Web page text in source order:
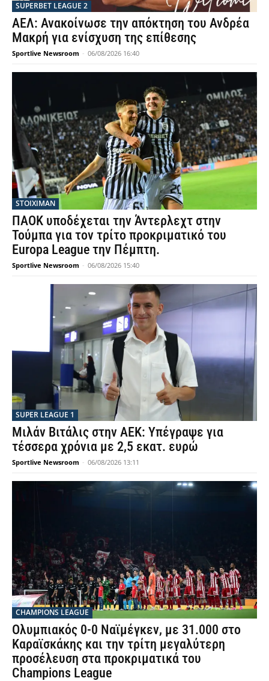
SUPERBET LEAGUE 2
ΑΕΛ: Ανακοίνωσε την απόκτηση του Ανδρέα
Μακρή για ενίσχυση της επίθεσης
Sportlive Newsroom - 06/08/2026 16:40
STOIXIMAN
ΠΑΟΚ υποδέχεται την Άντερλεχτ στην
Τούμπα για τον τρίτο προκριματικό του
Europa League την Πέμπτη.
Sportlive Newsroom - 06/08/2026 15:40
SUPER LEAGUE 1
Μιλάν Βιτάλις στην ΑΕΚ: Υπέγραψε για
τέσσερα χρόνια με 2,5 εκατ. ευρώ
Sportlive Newsroom - 06/08/2026 13:11
CHAMPIONS LEAGUE
Ολυμπιακός 0-0 Ναϊμέγκεν, με 31.000 στο
Καραϊσκάκης και την τρίτη μεγαλύτερη
προσέλευση στα προκριματικά του
Champions League